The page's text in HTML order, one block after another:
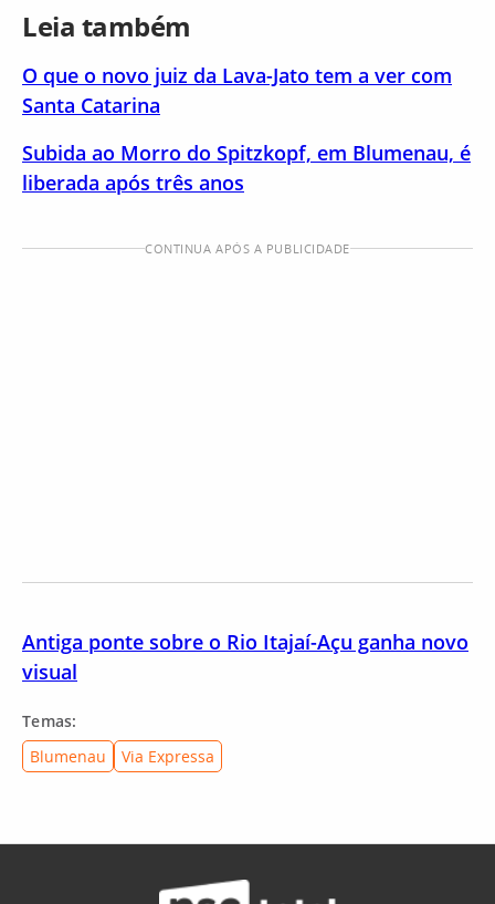
Leia também
O que o novo juiz da Lava-Jato tem a ver com
Santa Catarina
Subida ao Morro do Spitzkopf, em Blumenau, é
liberada após três anos
CONTINUA APÓS A PUBLICIDADE
Antiga ponte sobre o Rio Itajaí-Açu ganha novo
visual
Temas:
Blumenau
Via Expressa